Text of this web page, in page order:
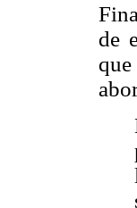
de